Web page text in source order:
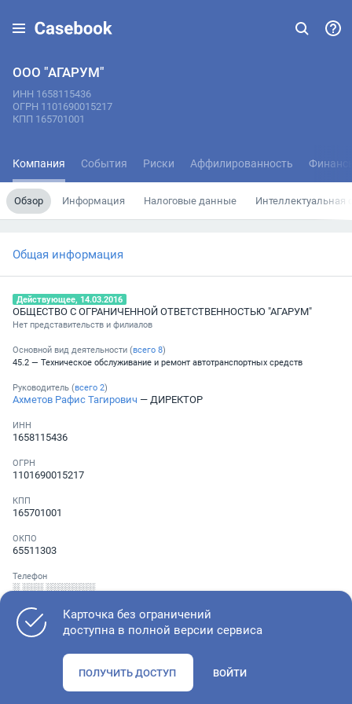
ООО "АГАРУМ"
ИНН 1658115436
ОГРН 1101690015217
КПП 165701001
Компания События Риски Аффилированность
Обзор Информация Налоговые данные Интеллектуальная
Общая информация
Действующее, 14.03.2016
ОБЩЕСТВО С ОГРАНИЧЕННОЙ ОТВЕТСТВЕННОСТЬЮ "АГАРУМ"
Нет представительств и филиалов
Основной вид деятельности (всего 8)
45.2 — Техническое обслуживание и ремонт автотранспортных средств
Руководитель (всего 2)
Ахметов Рафис Тагирович — ДИРЕКТОР
ИНН
1658115436
ОГРН
1101690015217
КПП
165701001
ОКПО
65511303
Телефон
░ ░░░ ░░░░░░░
Проверьте учредительные документы, адрес регистрации и
Карточка без ограничений
доступна в полной версии сервиса
ПОЛУЧИТЬ ДОСТУП ВОЙТИ